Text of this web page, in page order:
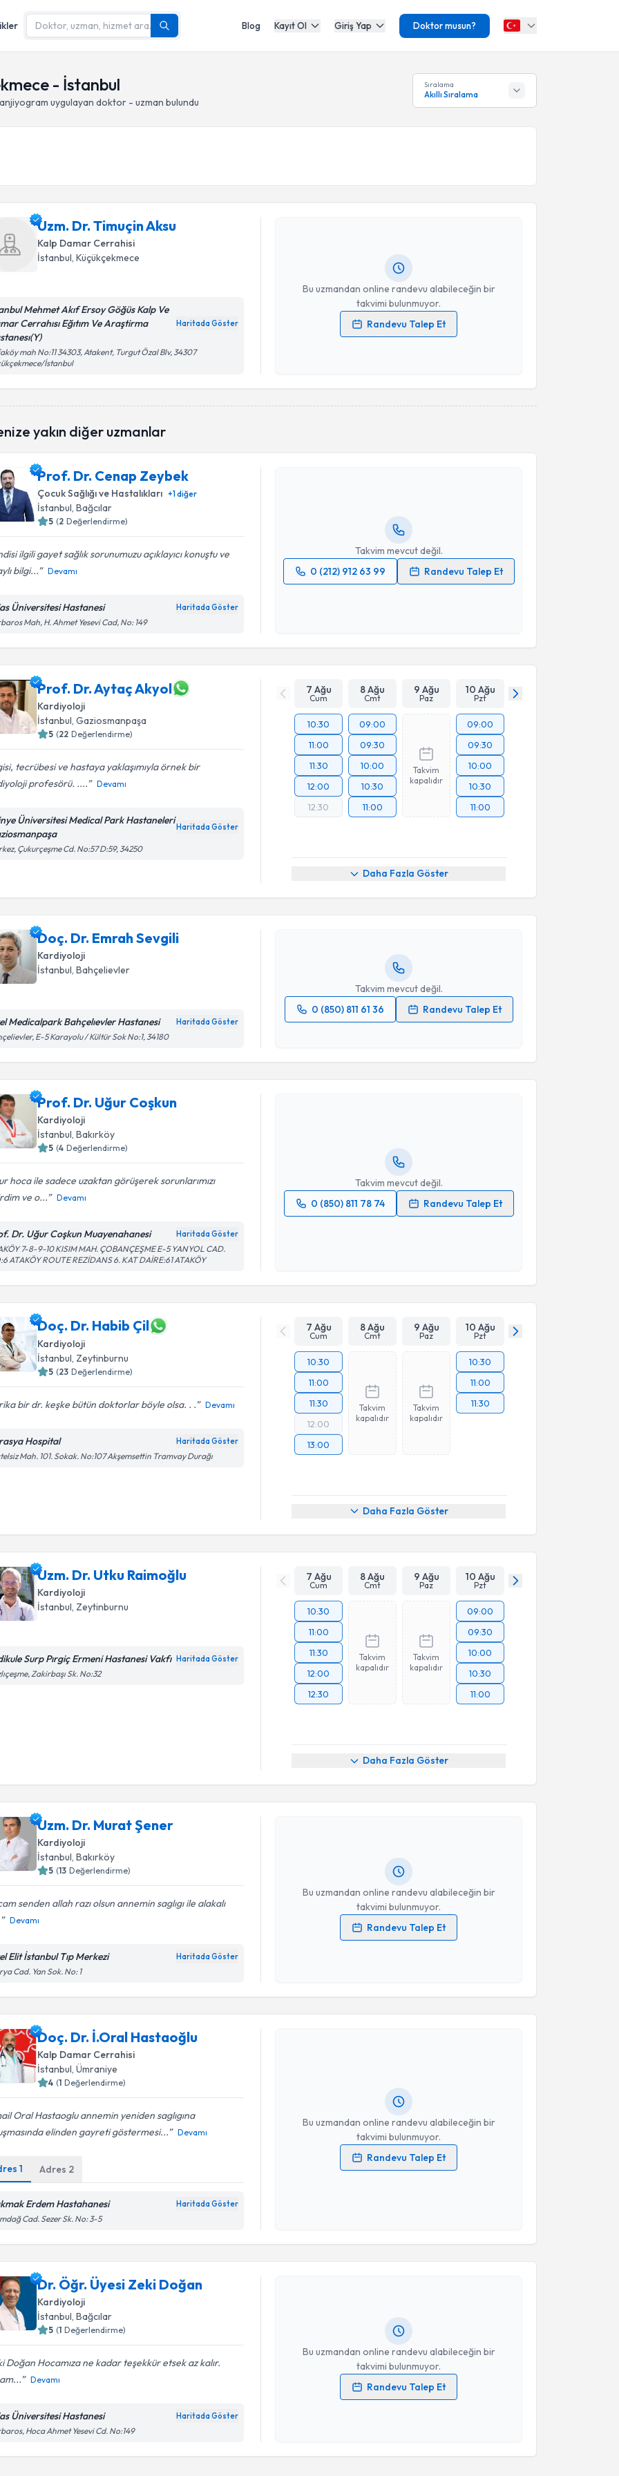
Blog Kayıt Ol Giriş Yap Doktor musun?
- İstanbul
uygulayan doktor - uzman bulundu
Sıralama
Akıllı Sıralama
Uzm. Dr. Timuçin Aksu
Kalp Damar Cerrahisi
İstanbul, Küçükçekmece
Mehmet Akıf Ersoy Göğüs Kalp Ve
Cerrahısı Eğıtım Ve Araştirma
Haritada Göster
mah No:11 34303, Atakent, Turgut Özal Blv, 34307
İstanbul
Bu uzmandan online randevu alabileceğin bir
takvimi bulunmuyor.
Randevu Talep Et
Uzm. Dr. Timuçin Aksu
Kişisel verilerimin işlenmesine ilişkinAydınlatma Metni
Takvim Talebini Gönder
yakın diğer uzmanlar
Prof. Dr. Cenap Zeybek
Çocuk Sağlığı ve Hastalıkları +1diğer
İstanbul, Bağcılar
5 (2 Değerlendirme)
ilgili gayet sağlık sorunumuzu açıklayıcı konuştu ve
bilgi...
Devamı
Üniversitesi Hastanesi Haritada Göster
Mah, H. Ahmet Yesevi Cad, No: 149
Takvim mevcut değil.
0 (212) 912 63 99
Randevu Talep Et
Prof. Dr. Cenap Zeybek
Takvim Talebini Gönder
Prof. Dr. Aytaç Akyol
Kardiyoloji
İstanbul, Gaziosmanpaşa
5 (22 Değerlendirme)
tecrübesi ve hastaya yaklaşımıyla örnek bir
profesörü. ....
Devamı
Üniversitesi Medical Park Hastaneleri
Haritada Göster
Çukurçeşme Cd. No:57 D:59, 34250
7 Ağu
Cum
8 Ağu
Cmt
9 Ağu
Paz
10 Ağu
Pzt
10:30
11:00
11:30
12:00
12:30
09:00
09:30
10:00
10:30
11:00
Takvim
kapalıdır
09:00
09:30
10:00
10:30
11:00
Daha Fazla Göster
Doç. Dr. Emrah Sevgili
Kardiyoloji
İstanbul , Bahçelievler
Medicalpark Bahçelıevler Hastanesi Haritada Göster
E-5 Karayolu / Kültür Sok No:1, 34180
Takvim mevcut değil.
0 (850) 811 61 36
Randevu Talep Et
Randevu Takvimi Talebi
Prof. Dr. Uğur Coşkun
Kardiyoloji
İstanbul , Bakırköy
5 (4 Değerlendirme)
hoca ile sadece uzaktan görüşerek sorunlarımızı
ve o...
Devamı
Dr. Uğur Coşkun Muayenahanesi Haritada Göster
7-8-9-10 KISIM MAH. ÇOBANÇEŞME E-5 YANYOL CAD.
ATAKÖY ROUTE REZİDANS 6. KAT DAİRE:61 ATAKÖY
Takvim mevcut değil.
0 (850) 811 78 74
Randevu Talep Et
Doç. Dr. Habib Çil
Kardiyoloji
İstanbul , Zeytinburnu
5 (23 Değerlendirme)
bir dr. keşke bütün doktorlar böyle olsa. . . Devamı
Hospital Haritada Göster
Mah. 101. Sokak. No:107 Akşemsettin Tramvay Durağı
7 Ağu
Cum
8 Ağu
Cmt
9 Ağu
Paz
10 Ağu
Pzt
10:30
11:00
11:30
12:00
13:00
Takvim
kapalıdır
Takvim
kapalıdır
10:30
11:00
11:30
Daha Fazla Göster
Uzm. Dr. Utku Raimoğlu
Kardiyoloji
İstanbul, Zeytinburnu
Surp Pırgiç Ermeni Hastanesi Vakfı Haritada Göster
Zakirbaşı Sk. No:32
7 Ağu
Cum
8 Ağu
Cmt
9 Ağu
Paz
10 Ağu
Pzt
10:30
11:00
11:30
12:00
12:30
Takvim
kapalıdır
Takvim
kapalıdır
09:00
09:30
10:00
10:30
11:00
Daha Fazla Göster
Uzm. Dr. Murat Şener
Kardiyoloji
İstanbul , Bakırköy
5 (13 Değerlendirme)
senden allah razı olsun annemin saglıgı ile alakalı
Devamı
Elit İstanbul Tıp Merkezi Haritada Göster
Cad. Yan Sok. No: 1
Bu uzmandan online randevu alabileceğin bir
takvimi bulunmuyor.
Randevu Talep Et
Randevu Takvimi Talebi
Uzm. Dr. Murat Şener
Kişisel verilerimin işlenmesine ilişkinAydınlatma Metni
Takvim Talebini Gönder
Doç. Dr. İ.Oral Hastaoğlu
Kalp Damar Cerrahisi
İstanbul , Ümraniye
4 (1 Değerlendirme)
Oral Hastaoglu annemin yeniden saglıgına
elinden gayreti göstermesi...
Devamı
1 Adres 2
Erdem Hastahanesi Haritada Göster
Cad. Sezer Sk. No: 3-5
Bu uzmandan online randevu alabileceğin bir
takvimi bulunmuyor.
Randevu Talep Et
Kişisel verilerimin işlenmesine ilişkinAydınlatma Metni
Takvim Talebini Gönder
Dr. Öğr. Üyesi Zeki Doğan
Kardiyoloji
İstanbul , Bağcılar
5 (1 Değerlendirme)
Doğan Hocamıza ne kadar teşekkür etsek az kalır.
Devamı
Üniversitesi Hastanesi Haritada Göster
Hoca Ahmet Yesevi Cd. No:149
Bu uzmandan online randevu alabileceğin bir
takvimi bulunmuyor.
Randevu Talep Et
Randevu Takvimi Talebi
Dr. Öğr. Üyesi Zeki Doğan
Kişisel verilerimin işlenmesine ilişkinAydınlatma Metni